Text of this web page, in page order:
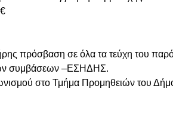
πρόσβαση σε όλα τα τεύχη του
συμβάσεων –ΕΣΗΔΗΣ.
στο Τμήμα Προμηθειών του